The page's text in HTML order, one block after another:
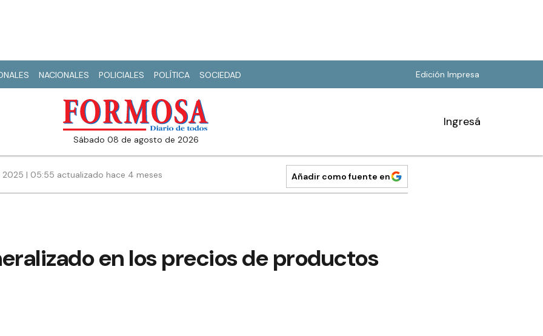
NACIONALES POLICIALES POLÍTICA SOCIEDAD Edición Impresa
sábado 08 de agosto de 2026
Ingresá
| 05:55 actualizado hace 4 meses Añadir como fuente en
en los precios de productos